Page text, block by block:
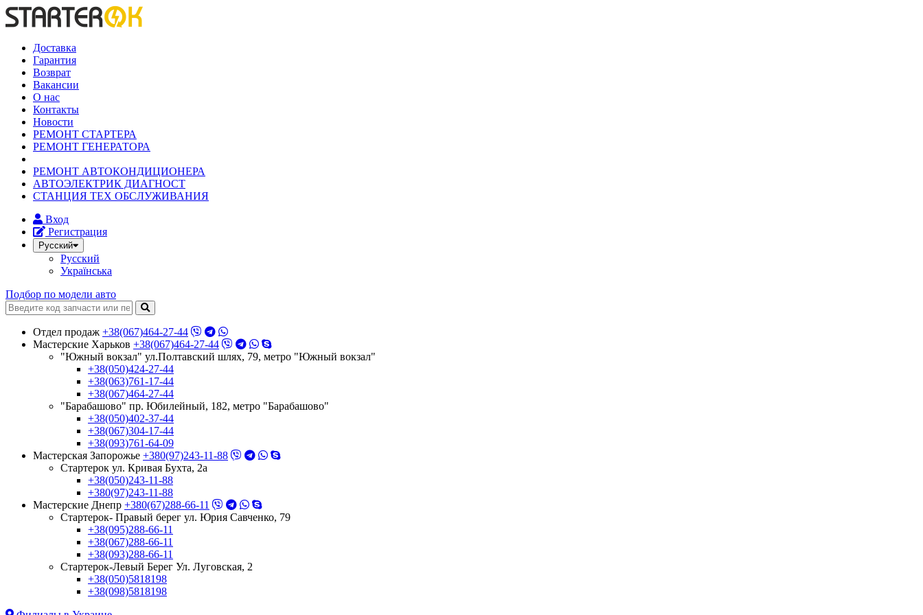
Доставка
Гарантия
Возврат
Вакансии
О нас
Контакты
Новости
РЕМОНТ СТАРТЕРА
РЕМОНТ ГЕНЕРАТОРА
РЕМОНТ АВТОКОНДИЦИОНЕРА
АВТОЭЛЕКТРИК ДИАГНОСТ
СТАНЦИЯ ТЕХ ОБСЛУЖИВАНИЯ
Вход
Регистрация
Русский
Русский
Українська
Подбор по модели авто
Отдел продаж +38(067)464-27-44
Мастерские Харьков +38(067)464-27-44
"Южный вокзал" ул.Полтавский шлях, 79, метро "Южный вокзал"
+38(050)424-27-44
+38(063)761-17-44
+38(067)464-27-44
"Барабашово" пр. Юбилейный, 182, метро "Барабашово"
+38(050)402-37-44
+38(067)304-17-44
+38(093)761-64-09
Мастерская Запорожье +380(97)243-11-88
Стартерок ул. Кривая Бухта, 2а
+38(050)243-11-88
+380(97)243-11-88
Мастерские Днепр +380(67)288-66-11
Стартерок- Правый берег ул. Юрия Савченко, 79
+38(095)288-66-11
+38(067)288-66-11
+38(093)288-66-11
Стартерок-Левый Берег Ул. Луговская, 2
+38(050)5818198
+38(098)5818198